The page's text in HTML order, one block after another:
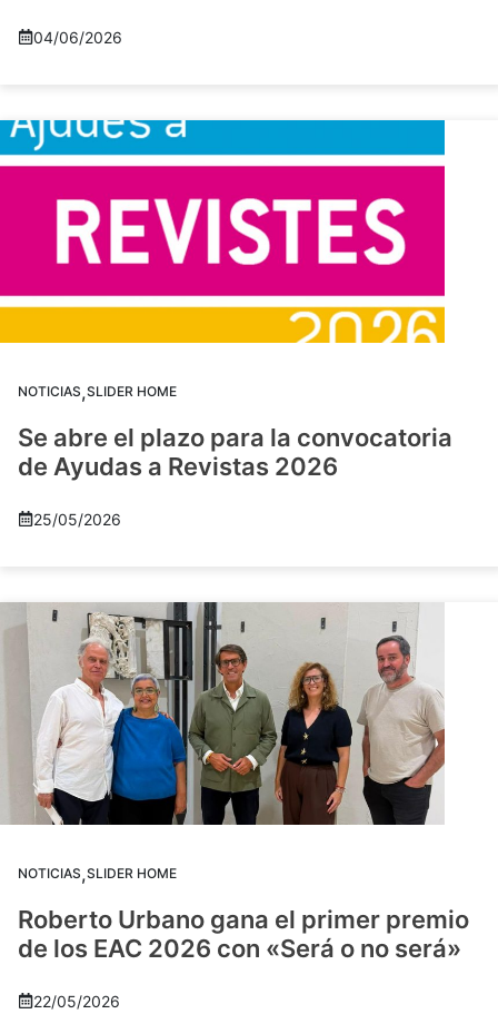
04/06/2026
NOTICIAS,SLIDER HOME
Se abre el plazo para la convocatoria
de Ayudas a Revistas 2026
25/05/2026
NOTICIAS,SLIDER HOME
Roberto Urbano gana el primer premio
de los EAC 2026 con «Será o no será»
22/05/2026